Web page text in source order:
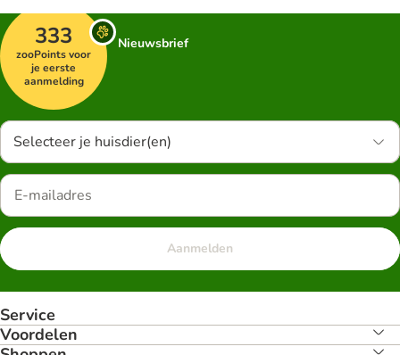
333
zooPoints voor
je eerste
aanmelding
Nieuwsbrief
Selecteer je huisdier(en)
Aanmelden
Service
Voordelen